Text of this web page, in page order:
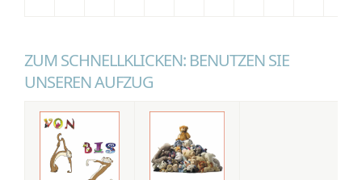
ZUM SCHNELLKLICKEN: BENUTZEN SIE
UNSEREN AUFZUG